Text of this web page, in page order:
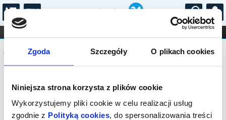
Zgoda Szczegóły O plikach cookies
Niniejsza strona korzysta z plików cookie
Wykorzystujemy pliki cookie w celu realizacji usług
zgodnie z Polityką cookies, do spersonalizowania treści
...
FILHARMONIA OPERA I BALET
STAND-UP
DLA DZIECI
Komunikat
Sprzedaż biletów on-line na wydarzenie
została zakończona.